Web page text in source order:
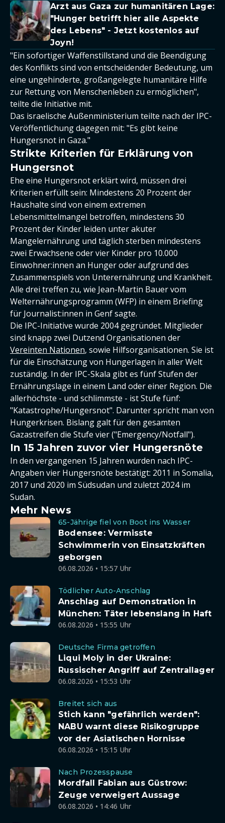
Arzt aus Gaza zur humanitären Lage:
"Hunger betrifft hier alle Aspekte
des Lebens" - Jetzt kostenlos auf
Joyn!
"Ein sofortiger Waffenstillstand und die Beendigung
des Konflikts sind von entscheidender Bedeutung, um
eine ungehinderte, großangelegte humanitäre Hilfe
zur Rettung von Menschenleben zu ermöglichen",
teilte die Initiative mit.
Das israelische Außenministerium teilte nach der IPC-
Veröffentlichung dagegen mit: "Es gibt keine
Hungersnot in Gaza."
Strikte Kriterien für Erklärung von
Hungersnot
Ehe eine Hungersnot erklärt wird, müssen drei
Kriterien erfüllt sein: Mindestens 20 Prozent der
Haushalte sind von einem extremen
Lebensmittelmangel betroffen, mindestens 30
Prozent der Kinder leiden unter akuter
Mangelernährung und täglich sterben mindestens
zwei Erwachsene oder vier Kinder pro 10.000
Einwohner:innen an Hunger oder aufgrund des
Zusammenspiels von Unterernährung und Krankheit.
Alle drei treffen zu, wie Jean-Martin Bauer vom
Welternährungsprogramm (WFP) in einem Briefing
für Journalist:innen in Genf sagte.
Die IPC-Initiative wurde 2004 gegründet. Mitglieder
sind knapp zwei Dutzend Organisationen der
Vereinten Nationen, sowie Hilfsorganisationen. Sie ist
für die Einschätzung von Hungerlagen in aller Welt
zuständig. In der IPC-Skala gibt es fünf Stufen der
Ernährungslage in einem Land oder einer Region. Die
allerhöchste - und schlimmste - ist Stufe fünf:
"Katastrophe/Hungersnot". Darunter spricht man von
Hungerkrisen. Bislang galt für den gesamten
Gazastreifen die Stufe vier ("Emergency/Notfall").
In 15 Jahren zuvor vier Hungersnöte
In den vergangenen 15 Jahren wurden nach IPC-
Angaben vier Hungersnöte bestätigt: 2011 in Somalia,
2017 und 2020 im Südsudan und zuletzt 2024 im
Sudan.
Mehr News
65-Jährige fiel von Boot ins Wasser
Bodensee: Vermisste
Schwimmerin von Einsatzkräften
geborgen
06.08.2026 • 15:57 Uhr
Tödlicher Auto-Anschlag
Anschlag auf Demonstration in
München: Täter lebenslang in Haft
06.08.2026 • 15:55 Uhr
Deutsche Firma getroffen
Liqui Moly in der Ukraine:
Russischer Angriff auf Zentrallager
06.08.2026 • 15:53 Uhr
Breitet sich aus
Stich kann "gefährlich werden":
NABU warnt diese Risikogruppe
vor der Asiatischen Hornisse
06.08.2026 • 15:15 Uhr
Nach Prozesspause
Mordfall Fabian aus Güstrow:
Zeuge verweigert Aussage
06.08.2026 • 14:46 Uhr